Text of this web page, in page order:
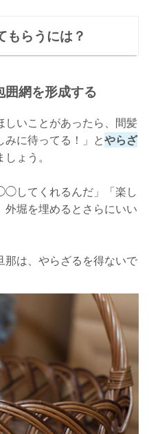
もらうには？
囲網を形成する
いことがあったら、間髪
に待ってる！」とやらざ
しょう。
してくれるんだ」「楽し
堀を埋めるとさらにいい
那は、やらざるを得ないで